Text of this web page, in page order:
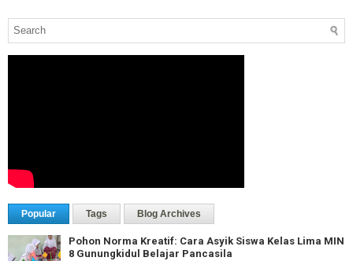
Popular Tags Blog Archives
Pohon Norma Kreatif: Cara Asyik Siswa Kelas Lima MIN
8 Gunungkidul Belajar Pancasila